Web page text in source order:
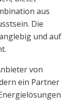
aus
Die
und auf
von
ein Partner